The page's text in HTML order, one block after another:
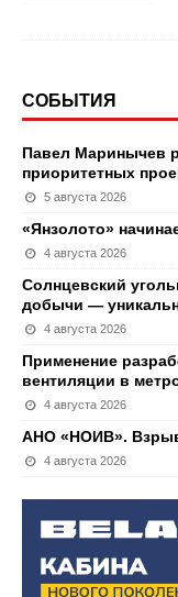
СОБЫТИЯ
Павел Маринычев
приоритетных
5 августа 2026
«Янзолото»
4 августа 2026
Солнцевский
добычи —
4 августа 2026
Применение
вентиляции в
4 августа 2026
АНО «НОИВ».
4 августа 2026